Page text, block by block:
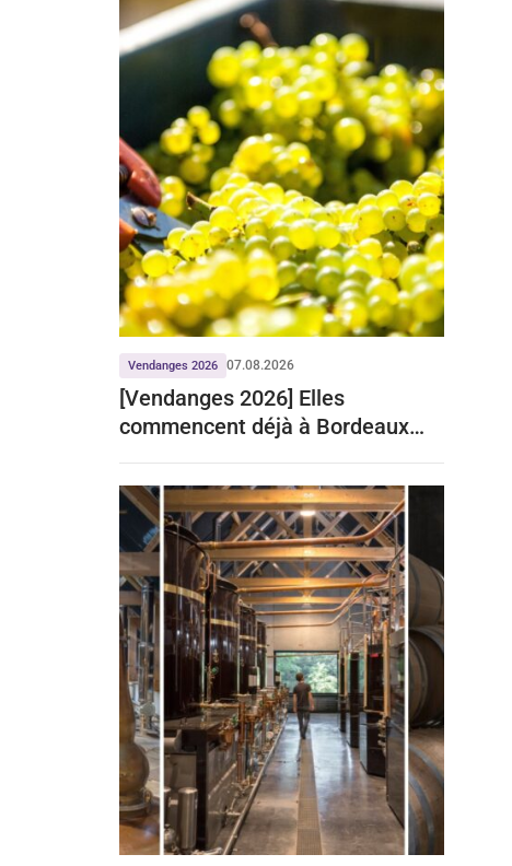
Vendanges 2026 07.08.2026
[Vendanges 2026] Elles
commencent déjà à Bordeaux